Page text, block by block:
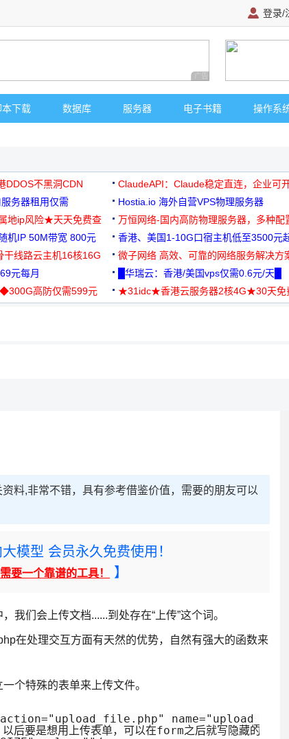
登录/
广告 商业广告，理性选择
本下载 数据库 服务器 电子书籍 操作系
DDOS不黑洞CDN ClaudeAPI：Claude稳定直连，企业可
务器租用仅需
Hostia.io 海外自营VPS物理服务器
地ip风险★天天免费查
万恒网络-国内高防物理服务器，多种配
99元/月起
机IP 50M带宽 800元 香港、美国1-10G口宿主机低至3500元
干线路云主机16核16G
微子网络 高效、可靠的网络服务解决方
元每月 █华瑞云：香港/美国vps仅需0.6元/天█
高防仅需599元
★31idc★香港云服务器2核4G★30天免
料,非常不错，具有参考借鉴价值，需要的朋友可以
模型 会员永久免费使用！
要一个靠谱的工具！ 】
们会上传文档......到处存在“上传”这个词。
在处理交互方面有天然的优势，自然有强大的函数来
个特殊的表单来上传文件。
要是想用上传表单，可以在form之后就写隐藏的